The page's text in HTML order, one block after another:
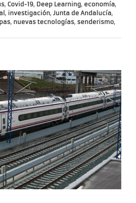
, Covid-19, Deep Learning, economía,
, investigación, Junta de Andalucía,
, nuevas tecnologías, senderismo,